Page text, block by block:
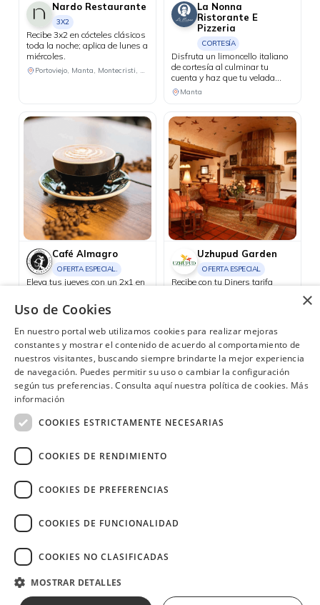
Nardo Restaurante
3X2
Recibe 3x2 en cócteles clásicos
toda la noche; aplica de lunes a
miércoles.
Portoviejo, Manta, Montecristi, Chone
La Nonna
Ristorante E
Pizzeria
CORTESÍA
Disfruta un limoncello italiano
de cortesía al culminar tu
cuenta y haz que tu velada
tenga un final perfecto.
Manta
Café Almagro
OFERTA ESPECIAL.
Eleva tus jueves con un 2x1 en
placer reconfortante de una
bebida caliente de cortesía al
superiores a USD 25 con tus
tarjetas Diners Club.
Uzhupud Garden
OFERTA ESPECIAL
Recibe con tu Diners tarifa
e impuestos. Niños de 4 a 11
años valor adicional de $15 y
de 12 años en adelante valor
adicional de $25.
Image
Copyright © 2026 Diners Club Ecuador.
×
Uso de Cookies
En nuestro portal web utilizamos cookies para realizar mejoras
constantes y mostrar el contenido de acuerdo al comportamiento de
nuestros visitantes, buscando siempre brindarte la mejor experiencia
de navegación. Puedes permitir su uso o cambiar la configuración
según tus preferencias. Consulta aquí nuestra política de cookies. Más
información
COOKIES ESTRICTAMENTE NECESARIAS
COOKIES DE RENDIMIENTO
COOKIES DE PREFERENCIAS
COOKIES DE FUNCIONALIDAD
COOKIES NO CLASIFICADAS
MOSTRAR DETALLES